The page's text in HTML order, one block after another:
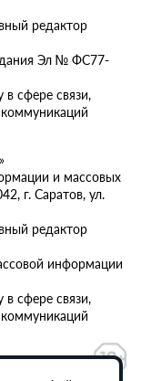
редактор
Эл № ФС77-
сфере связи,
и массовых
г. Саратов, ул.
редактор
информации
сфере связи,
данных